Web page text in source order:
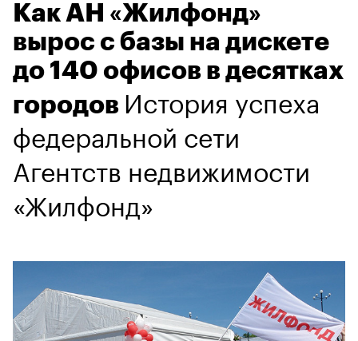
Как АН «Жилфонд»
вырос с базы на дискете
до 140 офисов в десятках
городов История успеха
федеральной сети
Агентств недвижимости
«Жилфонд»